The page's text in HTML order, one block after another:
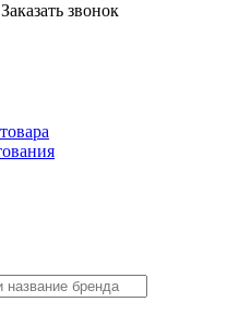
Заказать звонок